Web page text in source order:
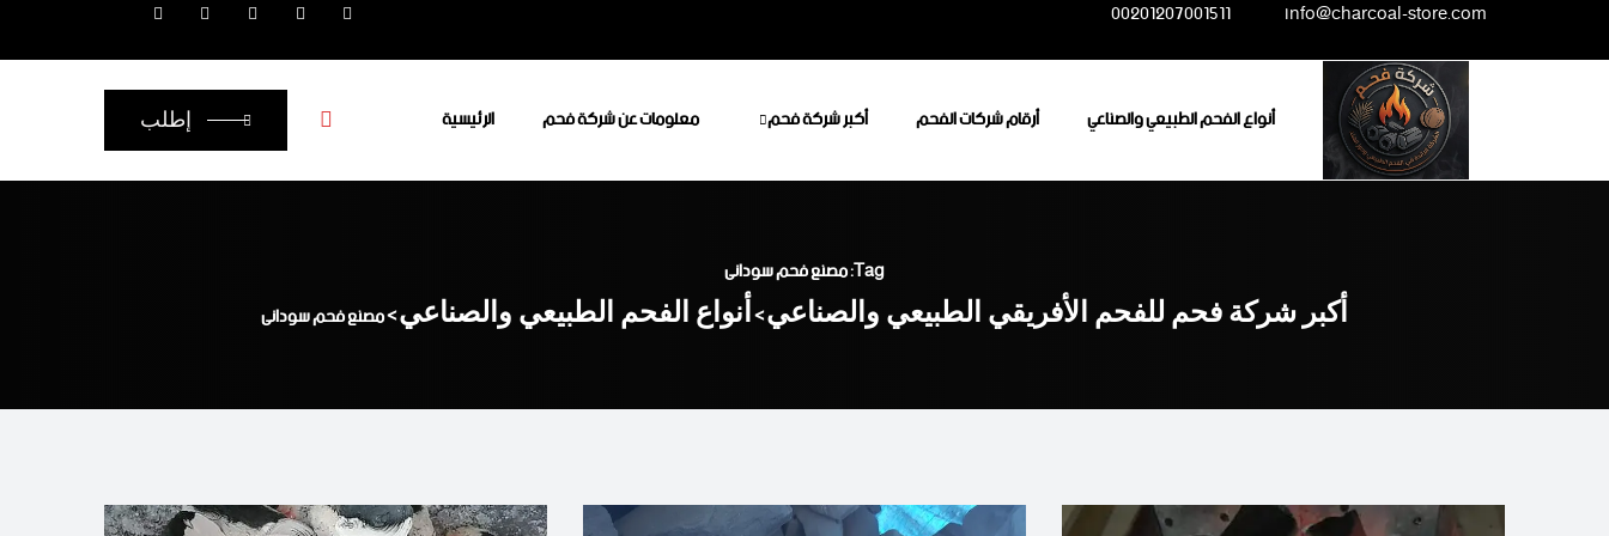
content
info@charcoal-store.com
00201207001511
الرئيسية معلومات عن شركة فحم أكبر شركة فحم أرقام شركات الفحم أنواع الفحم الطبيعي والصناعي إطلب
Tag: مصنع فحم سودانى
أكبر شركة فحم للفحم الأفريقي الطبيعي والصناعي>أنواع الفحم الطبيعي والصناعي>مصنع فحم سودانى